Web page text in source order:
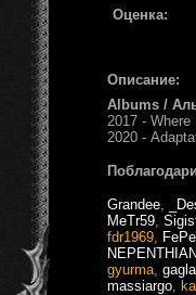
Оценка:
Описание:
Albums /
2017 -
2020 -
Grandee
MeTr59
fdr1969
gyurma
massiargo